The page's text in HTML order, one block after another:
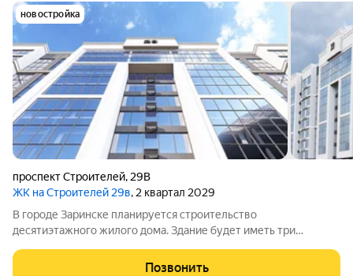
новостройка
проспект Строителей, 29В
ЖК на Строителей 29в, 2 квартал 2029
В городе Заринске планируется строительство
десятиэтажного жилого дома. Здание будет иметь три
назначения на первом этаже. Входы в подъезды разместят со
Позвонить